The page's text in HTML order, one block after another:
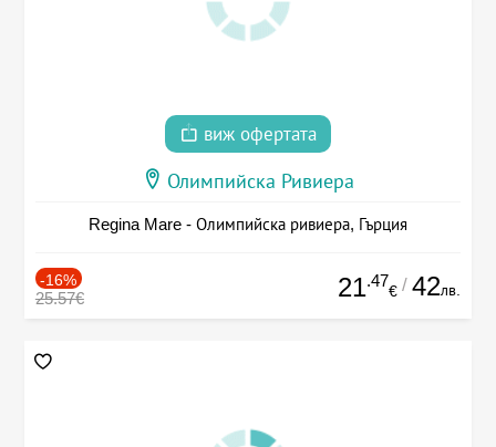
виж офертата
Олимпийска Ривиера
Regina Mare - Олимпийска ривиера, Гърция
-16%
25.57€ 21.47
€ / 42лв.